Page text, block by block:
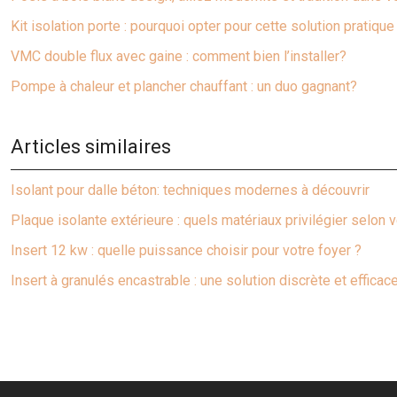
Kit isolation porte : pourquoi opter pour cette solution pratique
VMC double flux avec gaine : comment bien l’installer?
Pompe à chaleur et plancher chauffant : un duo gagnant?
Articles similaires
Isolant pour dalle béton: techniques modernes à découvrir
Plaque isolante extérieure : quels matériaux privilégier selon
Insert 12 kw : quelle puissance choisir pour votre foyer ?
Insert à granulés encastrable : une solution discrète et efficace